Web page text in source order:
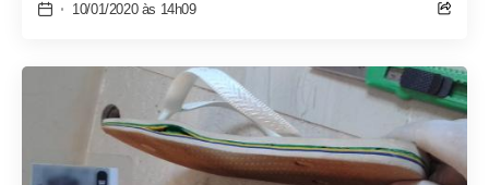
10/01/2020 às 14h09